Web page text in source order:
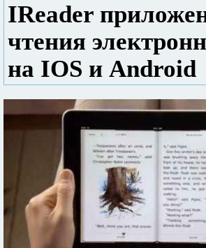
IReader
чтения
на IOS и Android